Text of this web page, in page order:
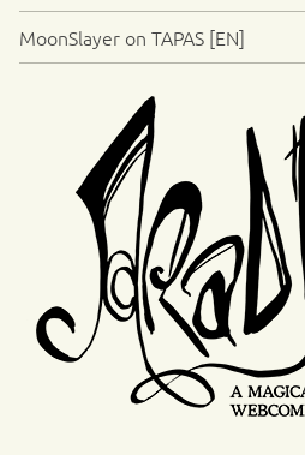
MoonSlayer on TAPAS [EN]